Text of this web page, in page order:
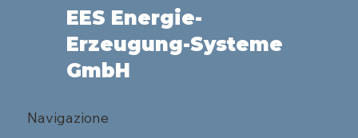
EES Energie-
Erzeugung-Systeme
GmbH
Navigazione